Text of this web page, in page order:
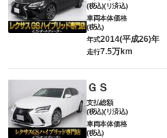
(税込)(リ済込)
車両本体価格
(税込)
年式2014(平成26)年
走行7.5万km
ＧＳ
支払総額
(税込)(リ済込)
車両本体価格
(税込)